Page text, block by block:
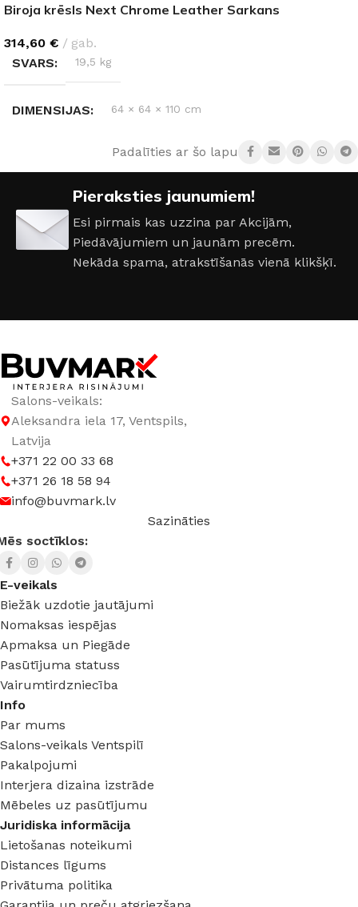
Biroja krēsls Next Chrome Leather Sarkans
314,60 €
gab.
SVARS
19,5 kg
DIMENSIJAS 64 × 64 × 110 cm
Padalīties ar šo lapu:
Pieraksties jaunumiem!
Esi pirmais kas uzzina par Akcijām,
Piedāvājumiem un jaunām precēm.
Nekāda spama, atrakstīšanās vienā klikšķī.
Salons-veikals:
Aleksandra iela 17, Ventspils,
Latvija
+371 22 00 33 68
+371 26 18 58 94
info@buvmark.lv
Sazināties
soctīklos:
E-veikals
Biežāk uzdotie jautājumi
Nomaksas iespējas
Apmaksa un Piegāde
Pasūtījuma statuss
Vairumtirdzniecība
Info
Par mums
Salons-veikals Ventspilī
Pakalpojumi
Interjera dizaina izstrāde
Mēbeles uz pasūtījumu
Juridiska informācija
Lietošanas noteikumi
Distances līgums
Privātuma politika